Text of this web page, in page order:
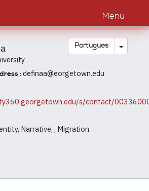
Menu
Português Toggle
:definaa@eorgetown.edu
s/contact/
Narrative, , Migration